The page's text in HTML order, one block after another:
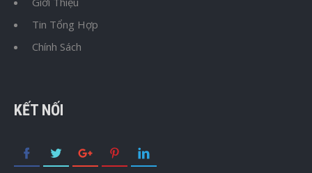
Tin Tổng Hợp
Chính Sách
KẾT NỐI